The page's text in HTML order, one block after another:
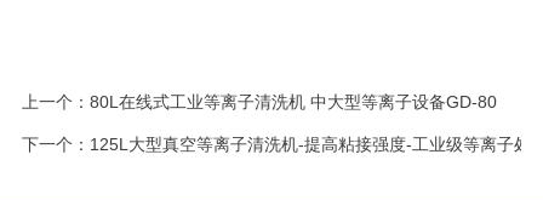
上一个： 80L在线式工业等离子清洗机 中大型等离子设备GD-80
下一个： 125L大型真空等离子清洗机-提高粘接强度-工业级等离子处